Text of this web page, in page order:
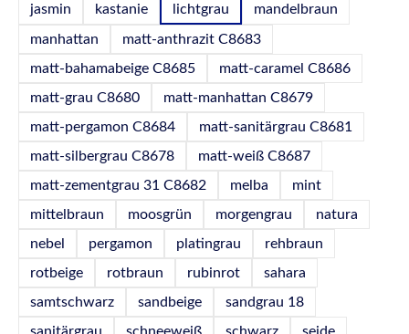
jasmin kastanie lichtgrau mandelbraun
manhattan
matt-anthrazit C8683
matt-bahamabeige C8685
matt-caramel C8686
matt-grau C8680
matt-manhattan C8679
matt-pergamon C8684
matt-sanitärgrau C8681
matt-silbergrau C8678
matt-weiß C8687
matt-zementgrau 31 C8682
melba
mint
mittelbraun
moosgrün morgengrau
natura
nebel
pergamon platingrau
rehbraun
rotbeige
rotbraun rubinrot
sahara
samtschwarz
sandbeige
sandgrau 18